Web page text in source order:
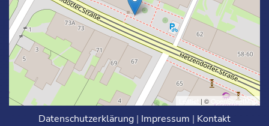
Leaflet | © OpenStreetMap
Datenschutzerklärung | Impressum | Kontakt